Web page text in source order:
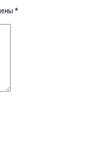
*